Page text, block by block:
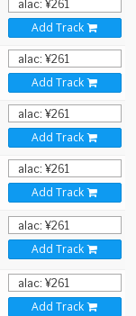
Add Track
Add Track
Add Track
Add Track
Add Track
Add Track